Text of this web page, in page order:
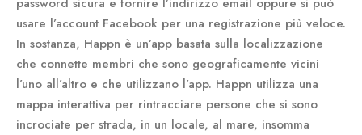
usare l’account Facebook per una registrazione più veloce.
In sostanza, Happn è un’app basata sulla localizzazione
che connette membri che sono geograficamente vicini
l’uno all’altro e che utilizzano l’app. Happn utilizza una
mappa interattiva per rintracciare persone che si sono
incrociate per strada, in un locale, al mare, insomma